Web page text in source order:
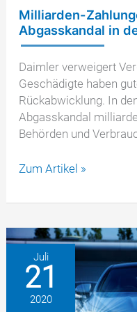
Milliarden-
Abgasskandal in
Daimler verweigert
Geschädigte haben
Rückabwicklung. In
Abgasskandal
Behörden und
Milliarden-
im
Abgasskandal
den
USA
Zum Artikel »
Juli
21
2020